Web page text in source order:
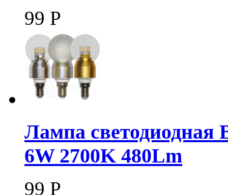
99 Р
Лампа светодиодная
6W 2700K 480Lm
99 Р